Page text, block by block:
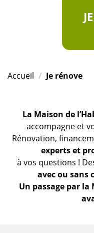
Accueil Je rénove
La Maison de
accompagne et
Rénovation,
experts et
à vos questions !
avec ou sans
Un passage par la